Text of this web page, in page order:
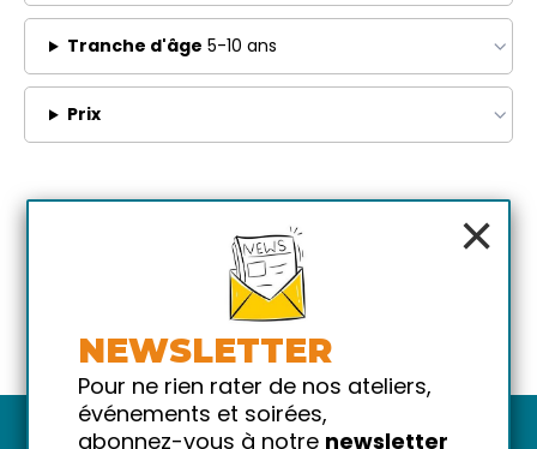
Tranche d'âge 5-10 ans
Prix
×
NEWSLETTER
Pour ne rien rater de nos ateliers,
événements et soirées,
abonnez-vous à notre newsletter